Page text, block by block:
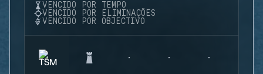
VENCIDO POR TEMPO
VENCIDO POR ELIMINAÇÕES
VENCIDO POR OBJECTIVO